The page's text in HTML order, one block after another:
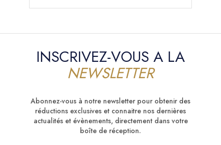
INSCRIVEZ-VOUS A LA
NEWSLETTER
Abonnez-vous à notre newsletter pour obtenir des
réductions exclusives et connaitre nos dernières
actualités et évènements, directement dans votre
boîte de réception.